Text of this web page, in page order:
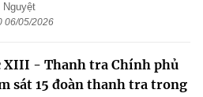
Nguyệt
06/05/2026
XIII - Thanh tra Chính phủ
sát 15 đoàn thanh tra trong